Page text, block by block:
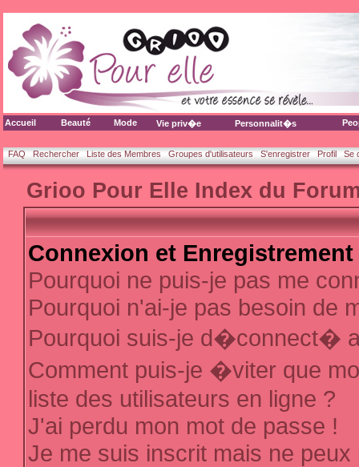
Accueil Beauté Mode Vie priv�e Personnalit�s
FAQ Rechercher Liste des Membres Groupes d'utilisateurs S'enregistrer Profil Se
Grioo Pour Elle Index du
Connexion et Enregistrement
Pourquoi ne puis-je pas me
Pourquoi n'ai-je pas besoin de
Pourquoi suis-je d�connect�
Comment puis-je �viter que
liste des utilisateurs en ligne ?
J'ai perdu mon mot de passe !
Je me suis inscrit mais ne